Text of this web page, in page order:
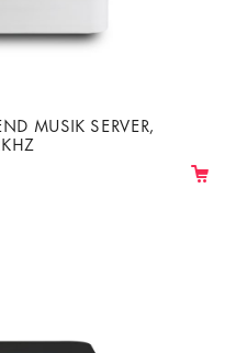
MUSIK SERVER,